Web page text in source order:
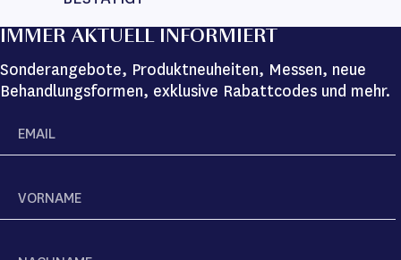
IMMER AKTUELL INFORMIERT
Sonderangebote, Produktneuheiten, Messen, neue
Behandlungsformen, exklusive Rabattcodes und mehr.